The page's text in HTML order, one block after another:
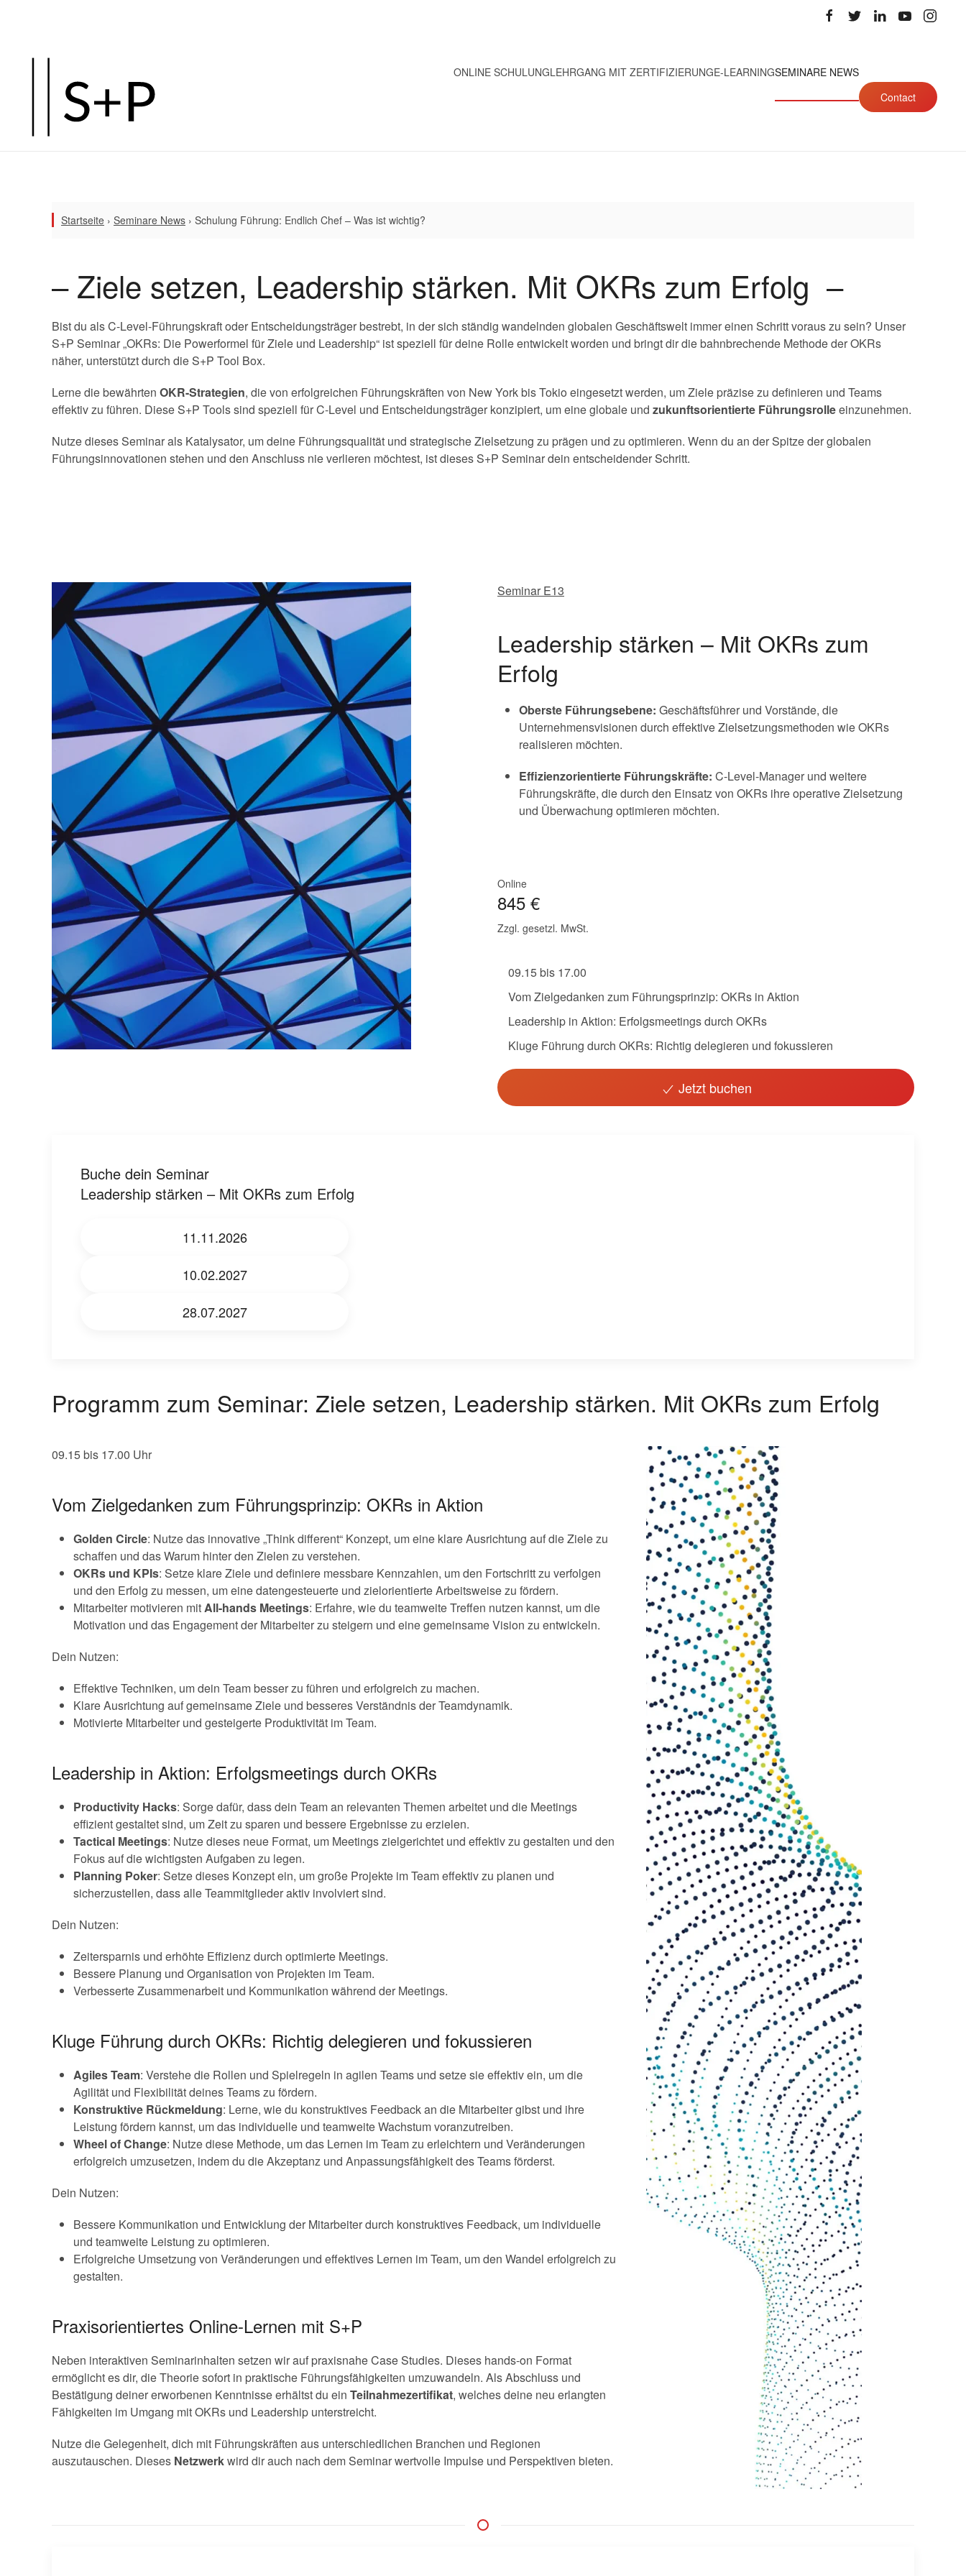
ONLINE SCHULUNGLEHRGANG MIT ZERTIFIZIERUNGE-LEARNINGSEMINARE NEWS
Contact
Startseite › Seminare News › Schulung Führung: Endlich Chef – Was ist wichtig?
– Ziele setzen, Leadership stärken. Mit OKRs zum Erfolg –
Bist du als C-Level-Führungskraft oder Entscheidungsträger bestrebt, in der sich ständig wandelnden globalen Geschäftswelt immer einen Schritt voraus zu sein? Unser
S+P Seminar „OKRs: Die Powerformel für Ziele und Leadership“ ist speziell für deine Rolle entwickelt worden und bringt dir die bahnbrechende Methode der OKRs
näher, unterstützt durch die S+P Tool Box.
Lerne die bewährten OKR-Strategien, die von erfolgreichen Führungskräften von New York bis Tokio eingesetzt werden, um Ziele präzise zu definieren und Teams
effektiv zu führen. Diese S+P Tools sind speziell für C-Level und Entscheidungsträger konzipiert, um eine globale und zukunftsorientierte Führungsrolleeinzunehmen.
Nutze dieses Seminar als Katalysator, um deine Führungsqualität und strategische Zielsetzung zu prägen und zu optimieren. Wenn du an der Spitze der globalen
Führungsinnovationen stehen und den Anschluss nie verlieren möchtest, ist dieses S+P Seminar dein entscheidender Schritt.
Seminar E13
Leadership stärken – Mit OKRs zum
Erfolg
Oberste Führungsebene: Geschäftsführer und Vorstände, die
Unternehmensvisionen durch effektive Zielsetzungsmethoden wie OKRs
realisieren möchten.
Effizienzorientierte Führungskräfte: C-Level-Manager und weitere
Führungskräfte, die durch den Einsatz von OKRs ihre operative Zielsetzung
und Überwachung optimieren möchten.
Online
845 €
Zzgl. gesetzl. MwSt.
09.15 bis 17.00
Vom Zielgedanken zum Führungsprinzip: OKRs in Aktion
Leadership in Aktion: Erfolgsmeetings durch OKRs
Kluge Führung durch OKRs: Richtig delegieren und fokussieren
Jetzt buchen
Buche dein Seminar
Leadership stärken – Mit OKRs zum Erfolg
11.11.2026
10.02.2027
28.07.2027
Programm zum Seminar: Ziele setzen, Leadership stärken. Mit OKRs zum Erfolg
09.15 bis 17.00 Uhr
Vom Zielgedanken zum Führungsprinzip: OKRs in Aktion
Golden Circle: Nutze das innovative „Think different“ Konzept, um eine klare Ausrichtung auf die Ziele zu
schaffen und das Warum hinter den Zielen zu verstehen.
OKRs und KPIs: Setze klare Ziele und definiere messbare Kennzahlen, um den Fortschritt zu verfolgen
und den Erfolg zu messen, um eine datengesteuerte und zielorientierte Arbeitsweise zu fördern.
Mitarbeiter motivieren mitAll-hands Meetings: Erfahre, wie du teamweite Treffen nutzen kannst, um die
Motivation und das Engagement der Mitarbeiter zu steigern und eine gemeinsame Vision zu entwickeln.
Dein Nutzen:
Effektive Techniken, um dein Team besser zu führen und erfolgreich zu machen.
Klare Ausrichtung auf gemeinsame Ziele und besseres Verständnis der Teamdynamik.
Motivierte Mitarbeiter und gesteigerte Produktivität im Team.
Leadership in Aktion: Erfolgsmeetings durch OKRs
Productivity Hacks: Sorge dafür, dass dein Team an relevanten Themen arbeitet und die Meetings
effizient gestaltet sind, um Zeit zu sparen und bessere Ergebnisse zu erzielen.
Tactical Meetings: Nutze dieses neue Format, um Meetings zielgerichtet und effektiv zu gestalten und den
Fokus auf die wichtigsten Aufgaben zu legen.
Planning Poker: Setze dieses Konzept ein, um große Projekte im Team effektiv zu planen und
sicherzustellen, dass alle Teammitglieder aktiv involviert sind.
Dein Nutzen:
Zeitersparnis und erhöhte Effizienz durch optimierte Meetings.
Bessere Planung und Organisation von Projekten im Team.
Verbesserte Zusammenarbeit und Kommunikation während der Meetings.
Kluge Führung durch OKRs: Richtig delegieren und fokussieren
Agiles Team: Verstehe die Rollen und Spielregeln in agilen Teams und setze sie effektiv ein, um die
Agilität und Flexibilität deines Teams zu fördern.
Konstruktive Rückmeldung: Lerne, wie du konstruktives Feedback an die Mitarbeiter gibst und ihre
Leistung fördern kannst, um das individuelle und teamweite Wachstum voranzutreiben.
Wheel of Change: Nutze diese Methode, um das Lernen im Team zu erleichtern und Veränderungen
erfolgreich umzusetzen, indem du die Akzeptanz und Anpassungsfähigkeit des Teams förderst.
Dein Nutzen:
Bessere Kommunikation und Entwicklung der Mitarbeiter durch konstruktives Feedback, um individuelle
und teamweite Leistung zu optimieren.
Erfolgreiche Umsetzung von Veränderungen und effektives Lernen im Team, um den Wandel erfolgreich zu
gestalten.
Praxisorientiertes Online-Lernen mit S+P
Neben interaktiven Seminarinhalten setzen wir auf praxisnahe Case Studies. Dieses hands-on Format
ermöglicht es dir, die Theorie sofort in praktische Führungsfähigkeiten umzuwandeln. Als Abschluss und
Bestätigung deiner erworbenen Kenntnisse erhältst du ein Teilnahmezertifikat, welches deine neu erlangten
Fähigkeiten im Umgang mit OKRs und Leadership unterstreicht.
Nutze die Gelegenheit, dich mit Führungskräften aus unterschiedlichen Branchen und Regionen
auszutauschen. Dieses Netzwerkwird dir auch nach dem Seminar wertvolle Impulse und Perspektiven bieten.